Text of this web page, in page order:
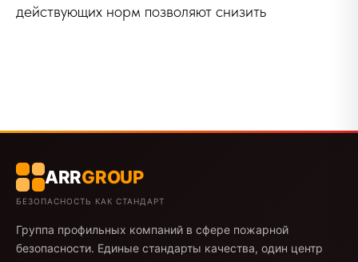
действующих норм позволяют снизить
ARRGROUP
БЕЗОПАСНОСТЬ КАК СТАНДАРТ
Группа профильных компаний в сфере пожарной
безопасности. Единые стандарты качества, один центр